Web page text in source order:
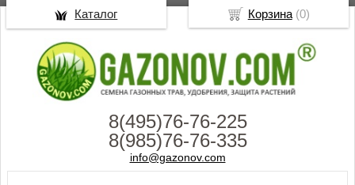
8(495)76-76-225
8(985)76-76-335
info@gazonov.com
Корзина(0)
Каталог